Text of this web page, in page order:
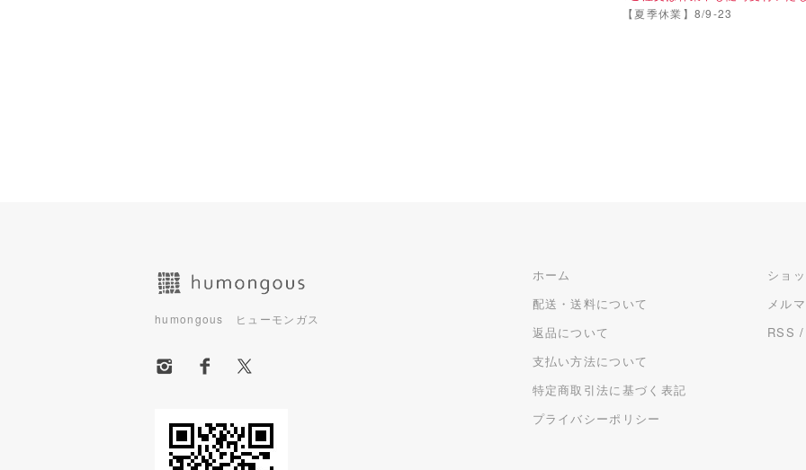
【夏季休業】8/9-23
humongous ヒューモンガス
ホーム
配送・送料について
返品について
支払い方法について
特定商取引法に基づく表記
プライバシーポリシー
ショ
メル
RSS /